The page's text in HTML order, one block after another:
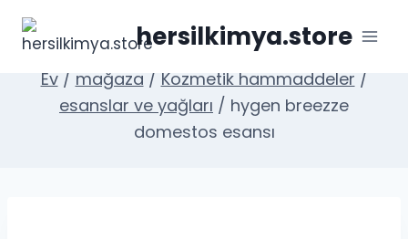
geç
hersilkimya.store
Ev / mağaza / Kozmetik hammaddeler /
esanslar ve yağları / hygen breezze
domestos esansı